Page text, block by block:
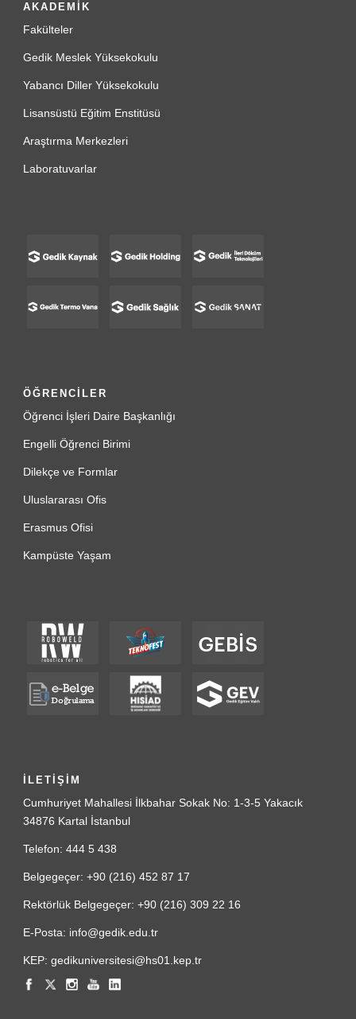
AKADEMİK
Fakülteler
Gedik Meslek Yüksekokulu
Yabancı Diller Yüksekokulu
Lisansüstü Eğitim Enstitüsü
Araştırma Merkezleri
Laboratuvarlar
ÖĞRENCİLER
Öğrenci İşleri Daire Başkanlığı
Engelli Öğrenci Birimi
Dilekçe ve Formlar
Uluslararası Ofis
Erasmus Ofisi
Kampüste Yaşam
İLETİŞİM
Cumhuriyet Mahallesi İlkbahar Sokak No: 1-3-5 Yakacık
34876 Kartal İstanbul
Telefon: 444 5 438
Belgegeçer: +90 (216) 452 87 17
Rektörlük Belgegeçer: +90 (216) 309 22 16
E-Posta: info@gedik.edu.tr
KEP: gedikuniversitesi@hs01.kep.tr